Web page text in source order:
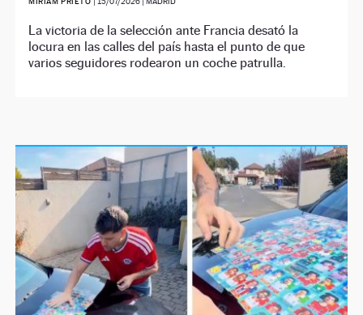
La victoria de la selección ante Francia desató la
locura en las calles del país hasta el punto de que
varios seguidores rodearon un coche patrulla.